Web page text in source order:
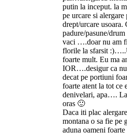
putin la inceput. la
pe urcare si alergare
drept/urcare usoara.
padure/pasune/
vaci ….doar nu am
florile la sfarsit
foarte mult. Eu ma
IOR….desigur ca
decat pe portiuni
foarte atent la tot ce
denivelari, apa…. La
oras 🙂
Daca iti plac
montana o sa fie pe
aduna oameni